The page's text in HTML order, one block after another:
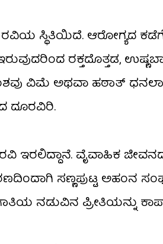
ಸ್ಥಿತಿಯಿದೆ. ಆರೋಗ್ಯದ ಕಡೆಗೆ
ರಕ್ತದೊತ್ತಡ,
ವಿಮೆ ಅಥವಾ ಹಠಾತ್
ದೂರವಿರಿ.
ಇರಲಿದ್ದಾನೆ. ವೈವಾಹಿಕ
ಸಣ್ಣಪುಟ್ಟ ಅಹಂನ
ನಡುವಿನ ಪ್ರೀತಿಯನ್ನು